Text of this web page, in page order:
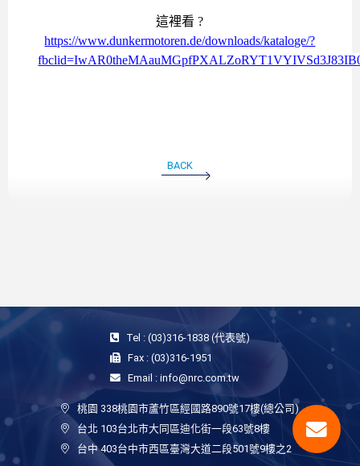
這裡看 ?
https://www.dunkermotoren.de/downloads/kataloge/?
BACK
Tel : (03)316-1838 (代表號)
Fax : (03)316-1951
Email : info@nrc.com.tw
桃園 338桃園市蘆竹區經國路890號17樓(總公司)
台北 103台北市大同區迪化街一段63號8樓
台中 403台中市西區臺灣大道二段501號9樓之2